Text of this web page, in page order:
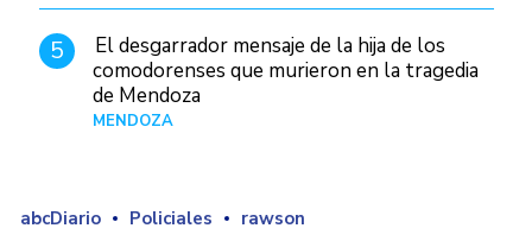
5
El desgarrador mensaje de la hija de los
comodorenses que murieron en la tragedia
de Mendoza
MENDOZA
abcDiario Policiales rawson